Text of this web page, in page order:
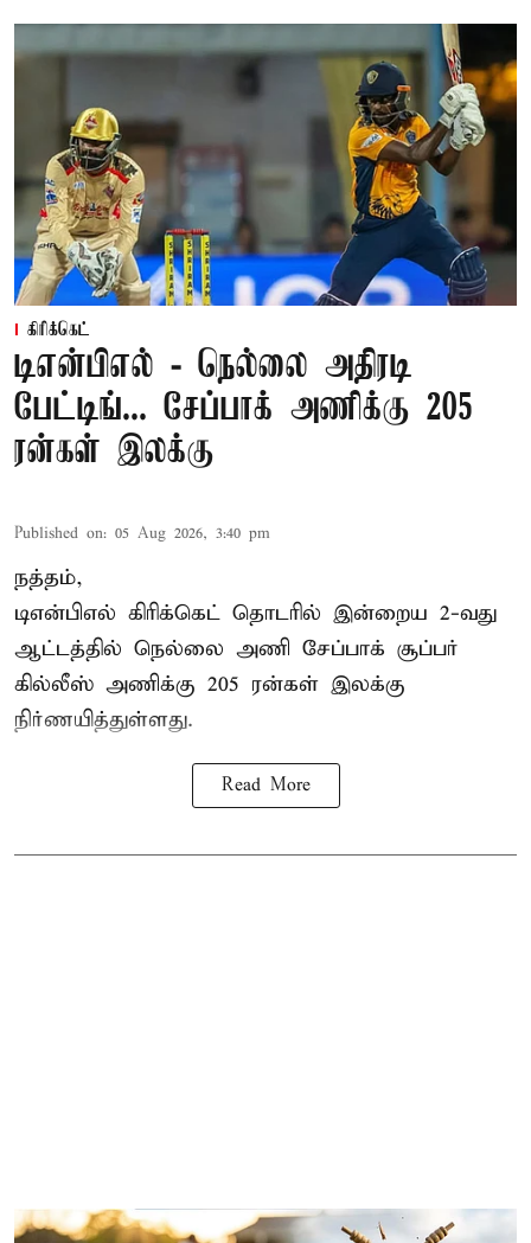
கிரிக்கெட்
டிஎன்பிஎல் - நெல்லை அதிரடி
பேட்டிங்... சேப்பாக் அணிக்கு 205
ரன்கள் இலக்கு
Published on: 05 Aug 2026, 3:40 pm
நத்தம்,
டிஎன்பிஎல் கிரிக்கெட் தொடரில் இன்றைய 2-வது
ஆட்டத்தில் நெல்லை அணி சேப்பாக் சூப்பர்
கில்லீஸ் அணிக்கு 205 ரன்கள் இலக்கு
நிர்ணயித்துள்ளது.
Read More